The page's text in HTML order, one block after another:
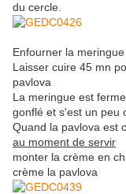
du cercle.
Enfourner la
Laisser cuire 45 mn
pavlova
La meringue est
gonflé et s'est un peu
Quand la pavlova est
au moment de servir
monter la crème en
crème la pavlova